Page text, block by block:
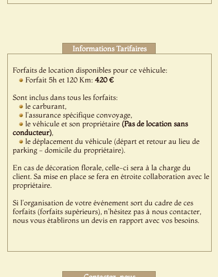
Informations Tarifaires
Forfaits de location disponibles pour ce véhicule:
Forfait 5h et 120 Km:420 €
Sont inclus dans tous les forfaits:
le carburant,
l'assurance spécifique convoyage,
le véhicule et son propriétaire (Pas de location sans
conducteur),
le déplacement du véhicule (départ et retour au lieu de
parking - domicile du propriétaire).
En cas de décoration florale, celle-ci sera à la charge du
client. Sa mise en place se fera en étroite collaboration avec le
propriétaire.
Si l'organisation de votre événement sort du cadre de ces
forfaits (forfaits supérieurs), n'hésitez pas à nous contacter,
nous vous établirons un devis en rapport avec vos besoins.